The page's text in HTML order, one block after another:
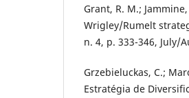
Grant, R. M.;
Wrigley/Rumelt
n. 4, p. 333-346, July/
Grzebieluckas, C.;
Estratégia de